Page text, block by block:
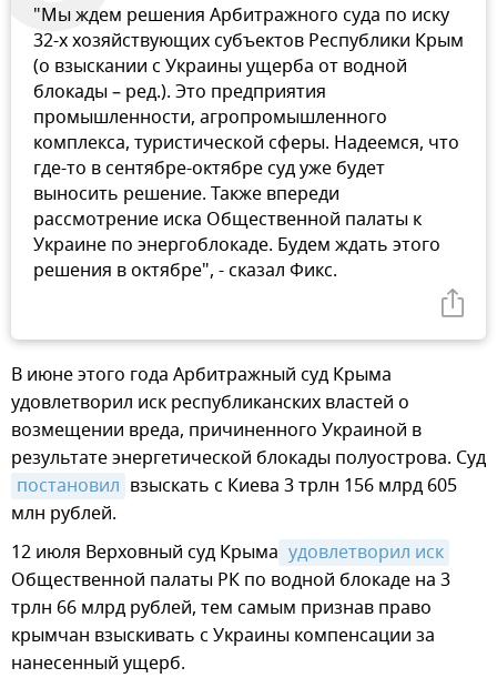
"Мы ждем решения Арбитражного суда по иску
32-х хозяйствующих субъектов Республики Крым
(о взыскании с Украины ущерба от водной
блокады – ред.). Это предприятия
промышленности, агропромышленного
комплекса, туристической сферы. Надеемся, что
где-то в сентябре-октябре суд уже будет
выносить решение. Также впереди
рассмотрение иска Общественной палаты к
Украине по энергоблокаде. Будем ждать этого
решения в октябре", - сказал Фикс.
В июне этого года Арбитражный суд Крыма
удовлетворил иск республиканских властей о
возмещении вреда, причиненного Украиной в
результате энергетической блокады полуострова. Суд
постановил взыскать с Киева 3 трлн 156 млрд 605
млн рублей.
12 июля Верховный суд Крыма удовлетворил иск
Общественной палаты РК по водной блокаде на 3
трлн 66 млрд рублей, тем самым признав право
крымчан взыскивать с Украины компенсации за
нанесенный ущерб.